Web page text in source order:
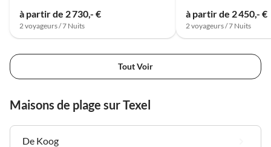
à partir de 2 730,- €
2 voyageurs / 7 Nuits
à partir de 2 450,- €
2 voyageurs / 7 Nuits
Tout Voir
Maisons de plage sur Texel
De Koog